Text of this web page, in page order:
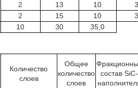
2
13 10
2
15 10
10 30
35,0
Количество
слоев
Общее
количество
слоев
состав SiC-